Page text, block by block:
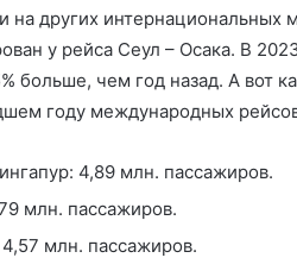
на других
у рейса Сеул – Осака. В
больше, чем год назад. А вот
году международных
4,89 млн. пассажиров.
млн. пассажиров.
млн. пассажиров.